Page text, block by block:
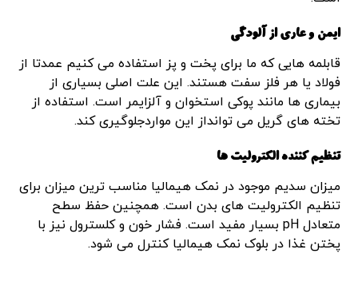
ایمن و عاری از آلودگی
قابلمه هایی که ما برای پخت و پز استفاده می کنیم عمدتا از
فولاد یا هر فلز سفت هستند. این علت اصلی بسیاری از
بیماری ها مانند پوکی استخوان و آلزایمر است. استفاده از
تخته های گریل می توانداز این مواردجلوگیری کند.
تنظیم کننده الکترولیت ها
میزان سدیم موجود در نمک هیمالیا مناسب ترین میزان برای
تنظیم الکترولیت های بدن است. همچنین حفظ سطح
متعادل pH بسیار مفید است. فشار خون و کلسترول نیز با
پختن غذا در بلوک نمک هیمالیا کنترل می شود.